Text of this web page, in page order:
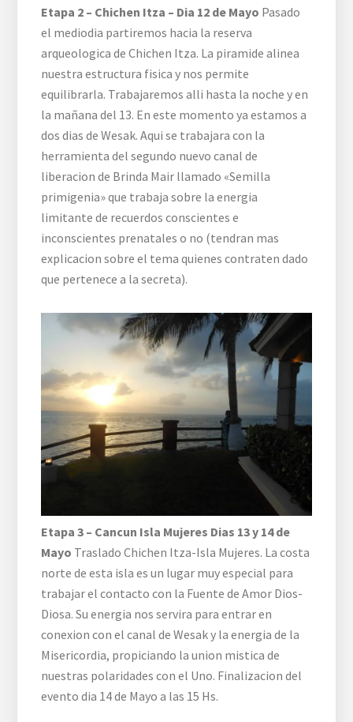
Etapa 2 – Chichen Itza – Dia 12 de Mayo Pasado
el mediodia partiremos hacia la reserva
arqueologica de Chichen Itza. La piramide alinea
nuestra estructura fisica y nos permite
equilibrarla. Trabajaremos alli hasta la noche y en
la mañana del 13. En este momento ya estamos a
dos dias de Wesak. Aqui se trabajara con la
herramienta del segundo nuevo canal de
liberacion de Brinda Mair llamado «Semilla
primigenia» que trabaja sobre la energia
limitante de recuerdos conscientes e
inconscientes prenatales o no (tendran mas
explicacion sobre el tema quienes contraten dado
que pertenece a la secreta).
Etapa 3 – Cancun Isla Mujeres Dias 13 y 14 de
Mayo Traslado Chichen Itza-Isla Mujeres. La costa
norte de esta isla es un lugar muy especial para
trabajar el contacto con la Fuente de Amor Dios-
Diosa. Su energia nos servira para entrar en
conexion con el canal de Wesak y la energia de la
Misericordia, propiciando la union mistica de
nuestras polaridades con el Uno. Finalizacion del
evento dia 14 de Mayo a las 15 Hs.